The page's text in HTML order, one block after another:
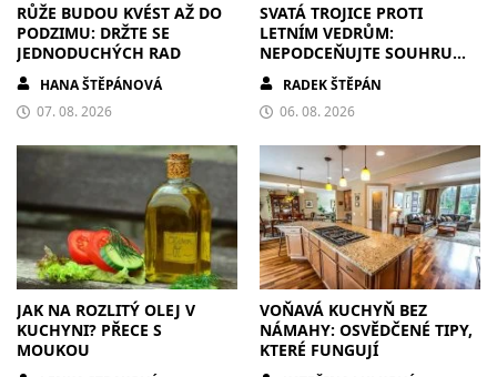
RŮŽE BUDOU KVÉST AŽ DO
PODZIMU: DRŽTE SE
JEDNODUCHÝCH RAD
HANA ŠTĚPÁNOVÁ
07. 08. 2026
SVATÁ TROJICE PROTI
LETNÍM VEDRŮM:
NEPODCEŇUJTE SOUHRU
ZDIVA A STÍNĚNÍ
RADEK ŠTĚPÁN
06. 08. 2026
JAK NA ROZLITÝ OLEJ V
KUCHYNI? PŘECE S
MOUKOU
VOŇAVÁ KUCHYŇ BEZ
NÁMAHY: OSVĚDČENÉ TIPY,
KTERÉ FUNGUJÍ